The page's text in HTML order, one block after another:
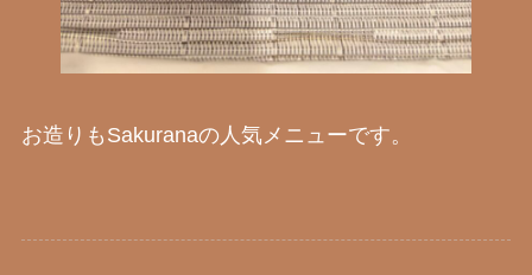
お造りもSakuranaの人気メニューです。